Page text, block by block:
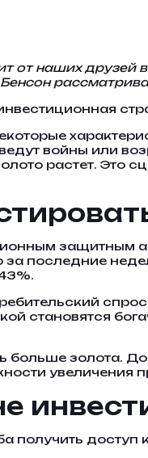
от наших друзей в
войны или
растет. Это
последние
становятся
больше золота.
увеличения
получить доступ